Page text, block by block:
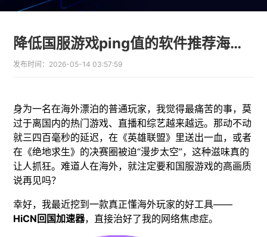
降低国服游戏ping值的软件推荐海外党用HiCN回国加速器
发布时间： 2026-05-14 03:57:59
身为一名在海外漂泊的普通玩家，我觉得最痛苦的事，莫
过于离国内的热门游戏、直播和综艺越来越远。那动不动
就三四百毫秒的延迟，在《英雄联盟》里送出一血，或者
在《绝地求生》的决赛圈被迫“漫步太空”，这种滋味真的
让人抓狂。难道人在海外，就注定要和国服游戏的高画质
说再见吗？
幸好，我最近挖到一款真正懂海外玩家的好工具——
HiCN回国加速器，直接治好了我的网络焦虑症。